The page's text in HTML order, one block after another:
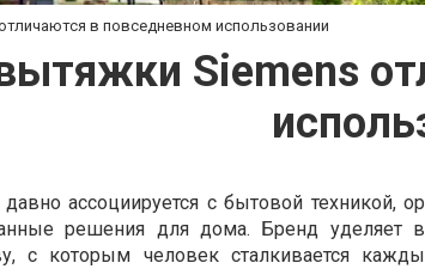
в повседневном использовании
Siemens
ассоциируется с бытовой техникой,
решения для дома. Бренд уделяет
с которым человек сталкивается